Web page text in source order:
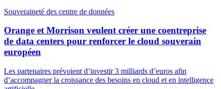
Souveraineté des centre de données
Orange et Morrison veulent créer une coentreprise
de data centers pour renforcer le cloud souverain
européen
Les partenaires prévoient d’investir 3 milliards d’euros afin
d’accompagner la croissance des besoins en cloud et en intelligence